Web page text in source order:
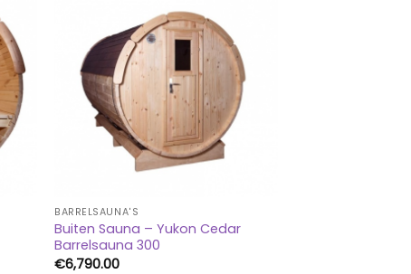
BARRELSAUNA'S
Buiten Sauna – Yukon Cedar
Barrelsauna 300
€6,790.00